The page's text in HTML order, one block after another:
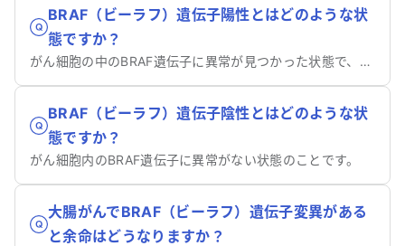
BRAF（ビーラフ）遺伝子陽性とはどのような状
態ですか？
がん細胞の中のBRAF遺伝子に異常が見つかった状態で、特殊な薬が使える可能性があります。
BRAF（ビーラフ）遺伝子陰性とはどのような状
態ですか？
がん細胞内のBRAF遺伝子に異常がない状態のことです。
大腸がんでBRAF（ビーラフ）遺伝子変異がある
と余命はどうなりますか？